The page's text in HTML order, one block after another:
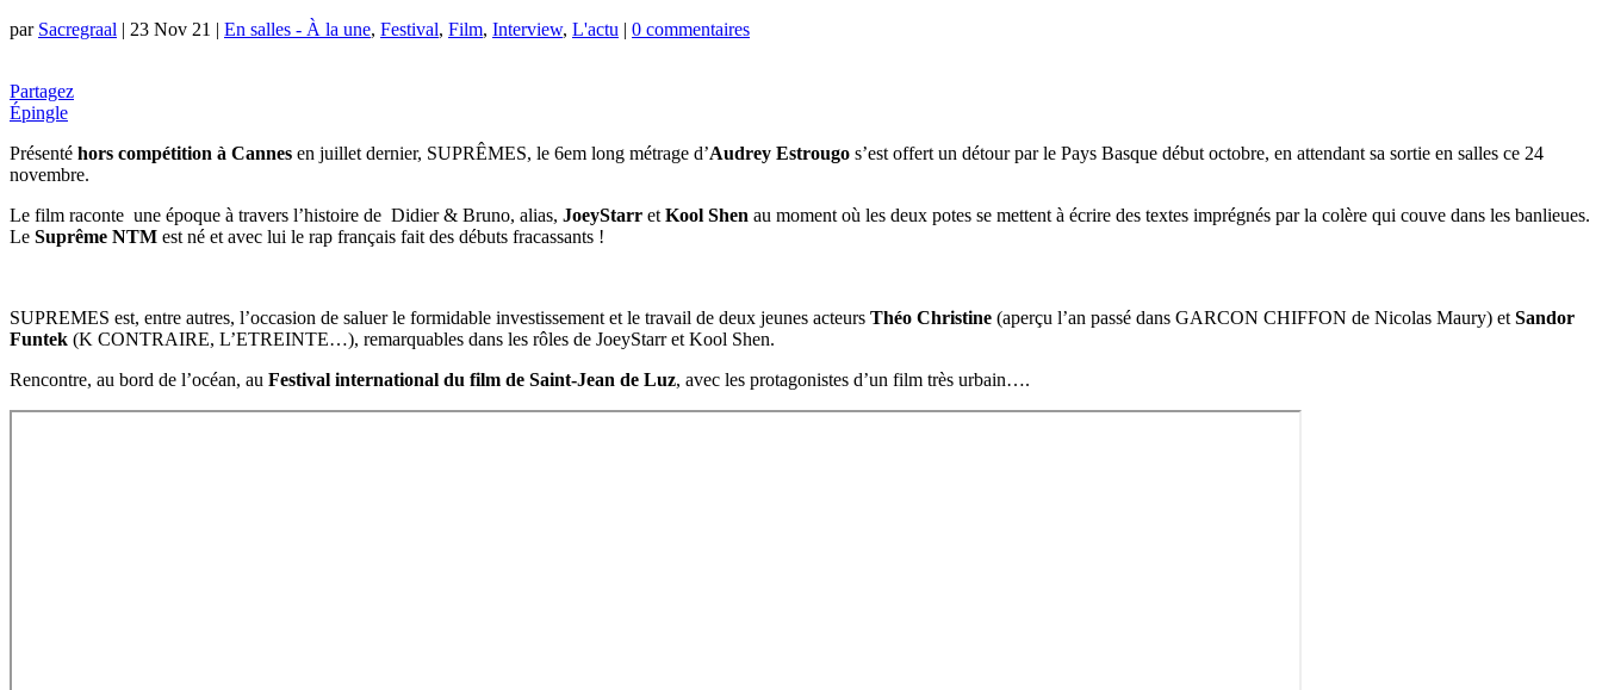
par Sacregraal | 23 Nov 21 | En salles - À la une, Festival, Film, Interview, L'actu | 0 commentaires
Partagez
Épingle
Présenté hors compétition à Cannes en juillet dernier, SUPRÊMES, le 6em long métrage d’Audrey Estrougo s’est offert un détour par le Pays Basque début octobre, en attendant sa sortie en salles ce 24
novembre.
Le film raconte une époque à travers l’histoire de Didier & Bruno, alias, JoeyStarr et Kool Shen au moment où les deux potes se mettent à écrire des textes imprégnés par la colère qui couve dans les banlieues.
Le Suprême NTM est né et avec lui le rap français fait des débuts fracassants !
SUPREMES est, entre autres, l’occasion de saluer le formidable investissement et le travail de deux jeunes acteurs Théo Christine (aperçu l’an passé dans GARCON CHIFFON de Nicolas Maury) et Sandor
Funtek (K CONTRAIRE, L’ETREINTE…), remarquables dans les rôles de JoeyStarr et Kool Shen.
Rencontre, au bord de l’océan, au Festival international du film de Saint-Jean de Luz, avec les protagonistes d’un film très urbain….